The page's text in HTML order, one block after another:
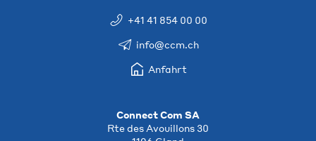
+41 41 854 00 00
info@ccm.ch
Anfahrt
Connect Com SA
Rte des Avouillons 30